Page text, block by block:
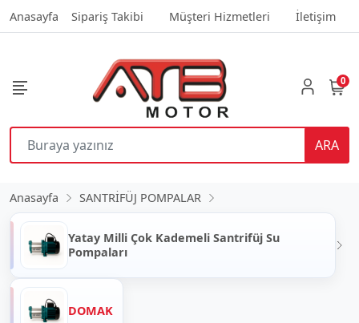
Anasayfa Sipariş Takibi Müşteri Hizmetleri İletişim
ARA
0
Anasayfa SANTRİFÜJ POMPALAR
Yatay Milli Çok Kademeli Santrifüj Su
Pompaları
DOMAK